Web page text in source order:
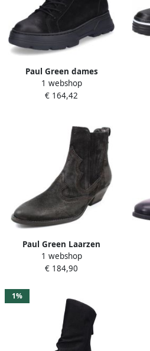
Paul Green dames
veterlaars zwart
1 webshop
€ 164,42
Paul Green Laarzen
1 webshop
€ 184,90
1%